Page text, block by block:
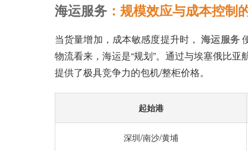
海运服务 ：规模效应与成本控制
当货量增加，成本敏感度提升时，海运服务
物流看来，海运是“规划”。通过与埃塞俄比
提供了极具竞争力的包机/整柜价格。
起始港
深圳/南沙/黄埔